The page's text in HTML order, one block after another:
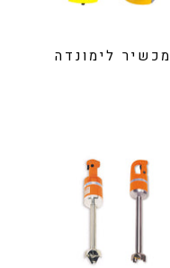
מכשיר לימונדה